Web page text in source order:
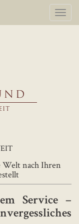
nach Ihren
Service –